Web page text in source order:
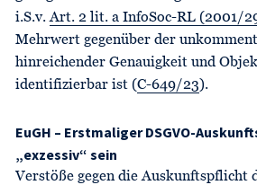
i.S.v.Art. 2 lit. a InfoSoc-RL (2001/
Mehrwert gegenüber der
hinreichender Genauigkeit und
identifizierbar ist (C-649/23).
EuGH – Erstmaliger DSGVO-
„exzessiv“ sein
Verstöße gegen die Auskunftspflicht